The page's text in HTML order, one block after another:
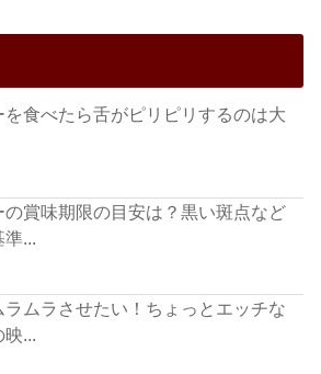
を食べたら舌がピリピリするのは大
の賞味期限の目安は？黒い斑点など
準...
ラムラさせたい！ちょっとエッチな
映...